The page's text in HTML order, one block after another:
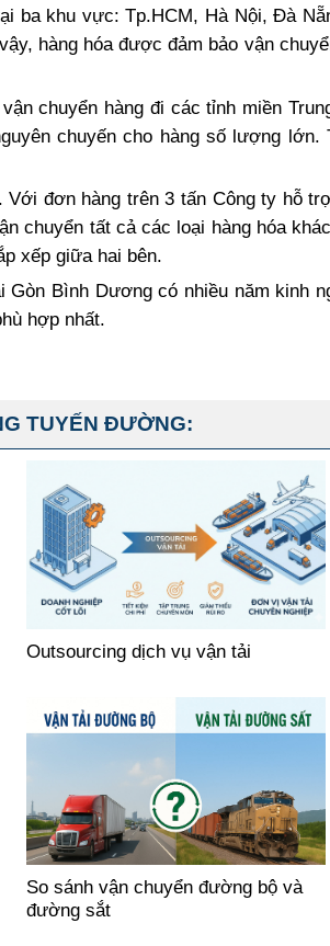
ba khu vực: Tp.HCM, Hà Nội, Đà
hàng hóa được đảm bảo vận
chuyển hàng đi các tỉnh miền
chuyến cho hàng số lượng
đơn hàng trên 3 tấn Công ty hỗ
chuyển tất cả các loại hàng hóa
xếp giữa hai bên.
Gòn Bình Dương có nhiều năm kinh
hợp nhất.
TUYẾN ĐƯỜNG:
Outsourcing dịch vụ vận tải
So sánh vận chuyển đường bộ và
đường sắt